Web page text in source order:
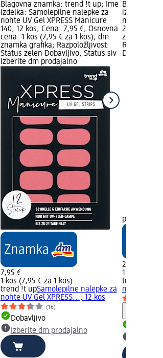
Blagovna znamka: trend !t up; Ime
izdelka: Samolepilne nalepke za
nohte UV Gel XPRESS Manicure
140, 12 kos; Cena: 7,95 €; Osnovna
cena: 1 kos (7,95 € za 1 kos); dm
znamka grafika; Razpoložljivost:
Status zelen Dobavljivo, Status siv
Izberite dm prodajalno
7,95 €
1 kos (7,95 € za 1 kos)
trend !t upSamolepilne nalepke za
nohte UV Gel XPRESS..., 12 kos
(16)
Dobavljivo
Izberite dm prodajalno
Blagovna
izdelka:
nohtov
2,25 €;
za 1 kos);
Dobavljivo,
prodajalno
2,25 €
1 kos (2,25
trend !t up
nohtov